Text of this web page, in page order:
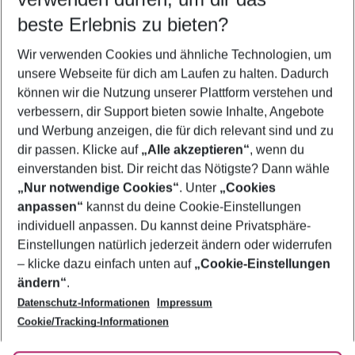
Flug & Hotel Agia Pelaghia
Frübucher Angebote Agia Pelaghia für 2026
Familienurlaub Agia Pelaghia
Last Minute Agia Pelaghia
Urlaub Agia Pelaghia
Footer
Footer navigation
Über uns
AGB
Bestpreisgarantie
Cookie-Einstellungen ändern
Cookie-Richtlinie
Agenturbetreuung
Barrierefreies Reisen
Folge uns
beste Erlebnis zu bieten?
Wir verwenden Cookies und ähnliche Technologien, um
unsere Webseite für dich am Laufen zu halten. Dadurch
können wir die Nutzung unserer Plattform verstehen und
verbessern, dir Support bieten sowie Inhalte, Angebote
und Werbung anzeigen, die für dich relevant sind und zu
dir passen. Klicke auf „Alle akzeptieren“, wenn du
einverstanden bist. Dir reicht das Nötigste? Dann wähle
„Nur notwendige Cookies“. Unter „Cookies
anpassen“ kannst du deine Cookie-Einstellungen
individuell anpassen. Du kannst deine Privatsphäre-
Einstellungen natürlich jederzeit ändern oder widerrufen
– klicke dazu einfach unten auf „Cookie-Einstellungen
ändern“.
Datenschutz-Informationen
Impressum
Cookie/Tracking-Informationen